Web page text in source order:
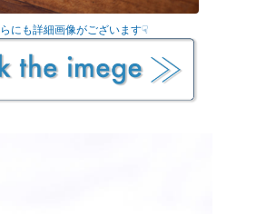
にも詳細画像がございます☟